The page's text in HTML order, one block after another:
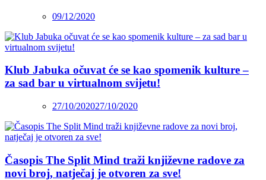
09/12/2020
Klub Jabuka očuvat će se kao spomenik kulture –
za sad bar u virtualnom svijetu!
27/10/202027/10/2020
Časopis The Split Mind traži književne radove za
novi broj, natječaj je otvoren za sve!